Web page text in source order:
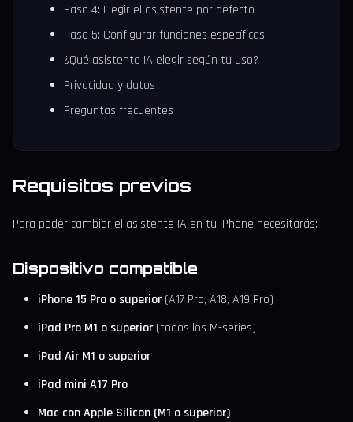
Paso 4: Elegir el asistente por defecto
Paso 5: Configurar funciones específicas
¿Qué asistente IA elegir según tu uso?
Privacidad y datos
Preguntas frecuentes
Requisitos previos
Para poder cambiar el asistente IA en tu iPhone necesitarás:
Dispositivo compatible
iPhone 15 Pro o superior (A17 Pro, A18, A19 Pro)
iPad Pro M1 o superior (todos los M-series)
iPad Air M1 o superior
iPad mini A17 Pro
Mac con Apple Silicon (M1 o superior)